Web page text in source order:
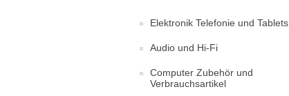
Elektronik Telefonie und Tablets
Audio und Hi-Fi
Computer Zubehör und
Verbrauchsartikel